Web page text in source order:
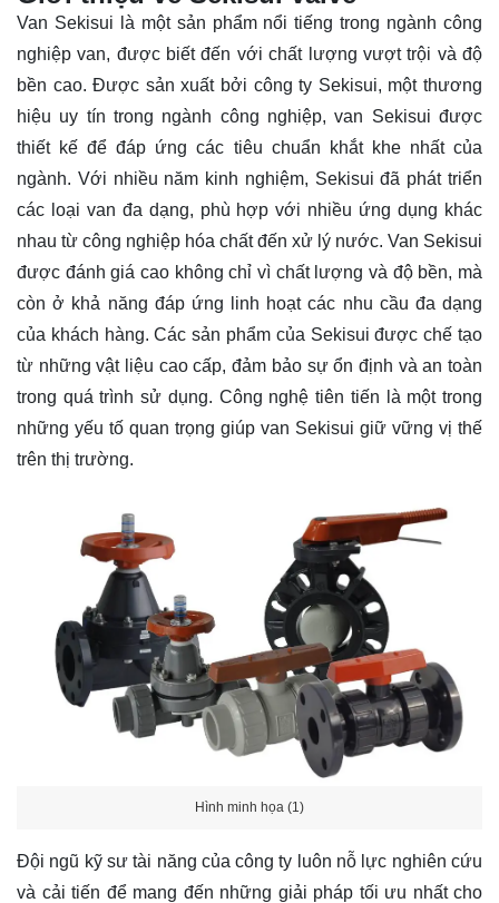
Van Sekisui là một sản phẩm nổi tiếng trong ngành công
nghiệp van, được biết đến với chất lượng vượt trội và độ
bền cao. Được sản xuất bởi công ty Sekisui, một thương
hiệu uy tín trong ngành công nghiệp, van Sekisui được
thiết kế để đáp ứng các tiêu chuẩn khắt khe nhất của
ngành. Với nhiều năm kinh nghiệm, Sekisui đã phát triển
các loại van đa dạng, phù hợp với nhiều ứng dụng khác
nhau từ công nghiệp hóa chất đến xử lý nước. Van Sekisui
được đánh giá cao không chỉ vì chất lượng và độ bền, mà
còn ở khả năng đáp ứng linh hoạt các nhu cầu đa dạng
của khách hàng. Các sản phẩm của Sekisui được chế tạo
từ những vật liệu cao cấp, đảm bảo sự ổn định và an toàn
trong quá trình sử dụng. Công nghệ tiên tiến là một trong
những yếu tố quan trọng giúp van Sekisui giữ vững vị thế
trên thị trường.
Hình minh họa (1)
Đội ngũ kỹ sư tài năng của công ty luôn nỗ lực nghiên cứu
và cải tiến để mang đến những giải pháp tối ưu nhất cho